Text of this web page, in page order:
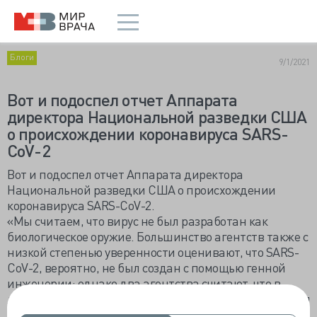
Блоги 9/1/2021
Вот и подоспел отчет Аппарата
директора Национальной разведки США
о происхождении коронавируса SARS-
CoV-2
Вот и подоспел отчет Аппарата директора
Национальной разведки США о происхождении
коронавируса SARS-CoV-2.
«Мы считаем, что вирус не был разработан как
биологическое оружие. Большинство агентств также с
низкой степенью уверенности оценивают, что SARS-
CoV-2, вероятно, не был создан с помощью генной
инженерии; однако два агентства считают, что в
любом случае не было достаточных доказательств для